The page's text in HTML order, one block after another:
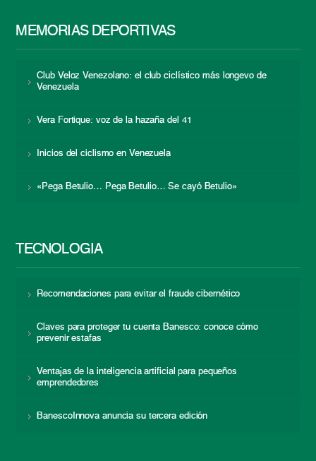
MEMORIAS DEPORTIVAS
Club Veloz Venezolano: el club ciclístico más longevo de
Venezuela
Vera Fortique: voz de la hazaña del 41
Inicios del ciclismo en Venezuela
«Pega Betulio… Pega Betulio… Se cayó Betulio»
TECNOLOGÍA
Recomendaciones para evitar el fraude cibernético
Claves para proteger tu cuenta Banesco: conoce cómo
prevenir estafas
Ventajas de la inteligencia artificial para pequeños
emprendedores
BanescoInnova anuncia su tercera edición